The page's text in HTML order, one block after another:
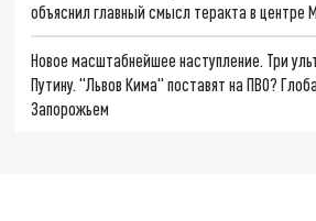
объяснил главный смысл теракта в центре
Новое масштабнейшее наступление. Три
Путину. "Львов Кима" поставят на ПВО?
Запорожьем